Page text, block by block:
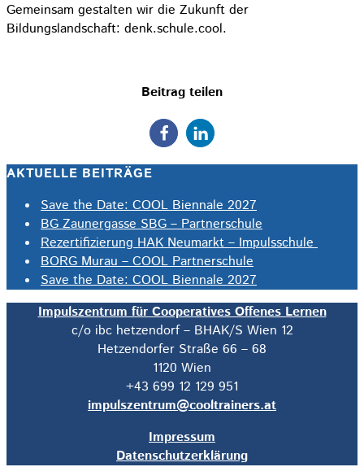
Gemeinsam gestalten wir die Zukunft der
Bildungslandschaft: denk.schule.cool.
Beitrag teilen
AKTUELLE BEITRÄGE
Save the Date: COOL Biennale 2027
BG Zaunergasse SBG – Partnerschule
Rezertifizierung HAK Neumarkt – Impulsschule
BORG Murau – COOL Partnerschule
Save the Date: COOL Biennale 2027
Impulszentrum für Cooperatives Offenes Lernen
c/o ibc hetzendorf – BHAK/S Wien 12
Hetzendorfer Straße 66 – 68
1120 Wien
+43 699 12 129 951
impulszentrum@cooltrainers.at
Impressum
Datenschutzerklärung